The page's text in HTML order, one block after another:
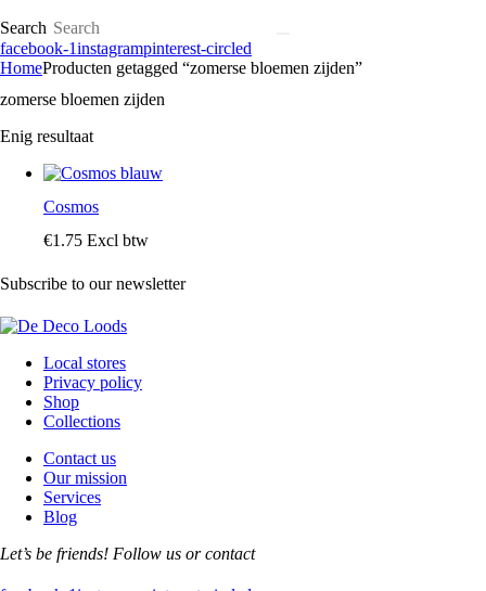
Search
facebook-1instagrampinterest-circled
HomeProducten getagged “zomerse bloemen zijden”
zomerse bloemen zijden
Enig resultaat
Cosmos
€1 .75 Excl btw
Subscribe to our newsletter
Local stores
Privacy policy
Shop
Collections
Contact us
Our mission
Services
Blog
Let’s be friends! Follow us or contact